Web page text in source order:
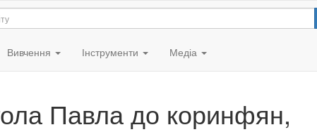
Вивчення Інструменти Медіа
Павла до коринфян,